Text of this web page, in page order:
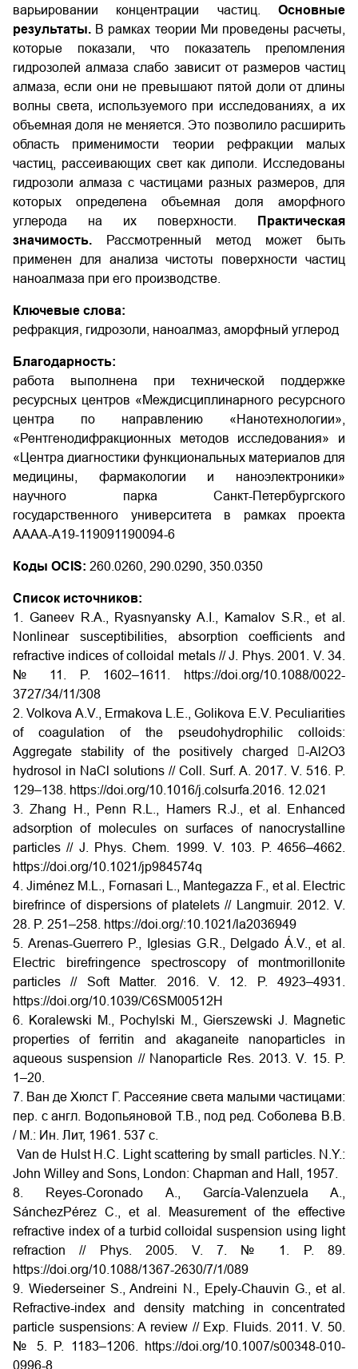
варьировании концентрации частиц. Основные
результаты. В рамках теории Ми проведены расчеты,
которые показали, что показатель преломления
гидрозолей алмаза слабо зависит от размеров частиц
алмаза, если они не превышают пятой доли от длины
волны света, используемого при исследованиях, а их
объемная доля не меняется. Это позволило расширить
область применимости теории рефракции малых
частиц, рассеивающих свет как диполи. Исследованы
гидрозоли алмаза с частицами разных размеров, для
которых определена объемная доля аморфного
углерода на их поверхности.
Практическая
значимость. Рассмотренный метод может быть
применен для анализа чистоты поверхности частиц
наноалмаза при его производстве.
Ключевые слова:
рефракция, гидрозоли, наноалмаз, аморфный углерод
Благодарность:
работа выполнена при технической поддержке
ресурсных центров «Междисциплинарного ресурсного
центра по направлению «Нанотехнологии»,
«Рентгенодифракционных методов исследования» и
«Центра диагностики функциональных материалов для
медицины, фармакологии и наноэлектроники»
научного парка Санкт-Петербургского
государственного университета в рамках проекта
АААА-А19-119091190094-6
Коды OCIS: 260.0260, 290.0290, 350.0350
Список источников:
1. Ganeev R.A., Ryasnyansky A.I., Kamalov S.R., et al.
Nonlinear susceptibilities, absorption coefficients and
refractive indices of colloidal metals // J. Phys. 2001. V. 34.
№ 11. P. 1602–1611. https://doi.org/10.1088/0022-
3727/34/11/308
2. Volkova A.V., Ermakova L.E., Golikova E.V. Peculiarities
of coagulation of the pseudohydrophilic colloids:
Aggregate stability of the positively charged -Al2O3
hydrosol in NaCl solutions // Coll. Surf. A. 2017. V. 516. P.
129–138. https://doi.org/10.1016/j.colsurfa.2016. 12.021
3. Zhang H., Penn R.L., Hamers R.J., et al. Enhanced
adsorption of molecules on surfaces of nanocrystalline
particles // J. Phys. Chem. 1999. V. 103. P. 4656–4662.
https://doi.org/10.1021/jp984574q
4. Jiménez M.L., Fornasari L., Mantegazza F., et al. Electric
birefrince of dispersions of platelets // Langmuir. 2012. V.
28. P. 251–258. https://doi.org/:10.1021/la2036949
5. Arenas-Guerrero P., Iglesias G.R., Delgado Á.V., et al.
Electric birefringence spectroscopy of montmorillonite
particles // Soft Matter. 2016. V. 12. P. 4923–4931.
https://doi.org/10.1039/C6SM00512H
6. Koralewski M., Pochylski M., Gierszewski J. Magnetic
properties of ferritin and akaganeite nanoparticles in
aqueous suspension // Nanoparticle Res. 2013. V. 15. P.
1–20.
7. Ван де Хюлст Г. Рассеяние света малыми частицами:
пер. с англ. Водопьяновой Т.В., под ред. Соболева В.В.
/ М.: Ин. Лит, 1961. 537 с.
Van de Hulst H.C. Light scattering by small particles. N.Y.:
John Willey and Sons, London: Chapman and Hall, 1957.
8. Reyes-Coronado A., García-Valenzuela A.,
SánchezPérez C., et al. Measurement of the effective
refractive index of a turbid colloidal suspension using light
refraction // Phys. 2005. V. 7. № 1. P. 89.
https://doi.org/10.1088/1367-2630/7/1/089
9. Wiederseiner S., Andreini N., Epely-Chauvin G., et al.
Refractive-index and density matching in concentrated
particle suspensions: A review // Exp. Fluids. 2011. V. 50.
№ 5. P. 1183–1206. https://doi.org/10.1007/s00348-010-
0996-8